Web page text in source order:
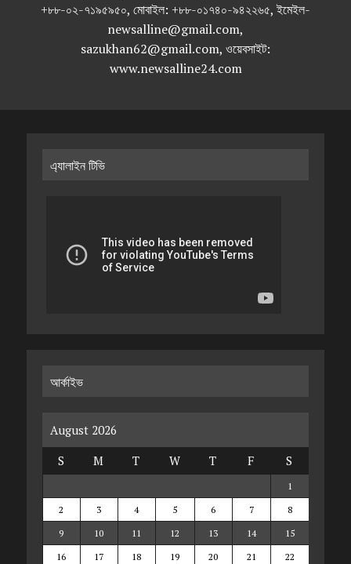
+৮৮-০২-৭১৯৫৯৫০, মোবাইল: +৮৮-০১৭৪০-৯৪২২৬৫, ইমেইল-
newsalline@gmail.com,
sazukhan62@gmail.com, ওয়েবসাইট:
www.newsalline24.com
এ্যালাইন টিভি
আর্কাইভ
August 2026
S
M T W T F S
1
2
3 4 5 6 7
8
9
10 11 12 13 14
15
16
17 18 19 20 21
22